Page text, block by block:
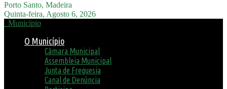
Porto Santo, Madeira
Quinta-feira, Agosto 6, 2026
Município
O Município
Câmara Municipal
Assembleia Municipal
Junta de Freguesia
Canal de Denúncia